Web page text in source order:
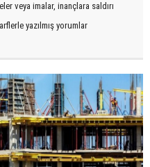
veya imalar, inançlara saldırı
yazılmış yorumlar